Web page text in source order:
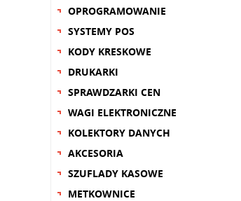
OPROGRAMOWANIE
SYSTEMY POS
KODY KRESKOWE
DRUKARKI
SPRAWDZARKI CEN
WAGI ELEKTRONICZNE
KOLEKTORY DANYCH
AKCESORIA
SZUFLADY KASOWE
METKOWNICE